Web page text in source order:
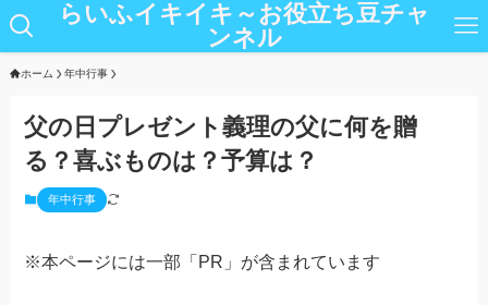
らいふイキイキ～お役立ち豆チャ
ンネル
ホーム 年中行事
父の日プレゼント義理の父に何を贈
る？喜ぶものは？予算は？
年中行事
※本ページには一部「PR」が含まれています